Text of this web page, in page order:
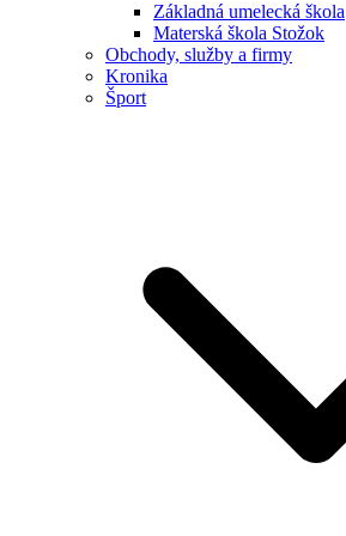
Základná umelecká škola
Materská škola Stožok
Obchody, služby a firmy
Kronika
Šport